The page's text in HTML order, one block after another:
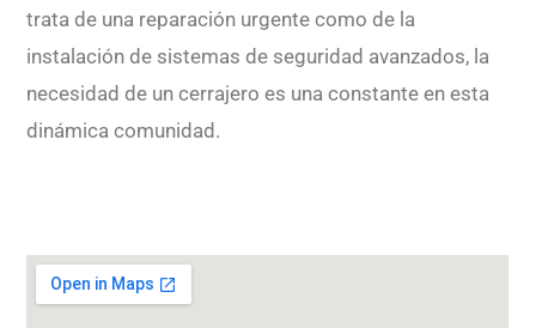
trata de una reparación urgente como de la
instalación de sistemas de seguridad avanzados, la
necesidad de un cerrajero es una constante en esta
dinámica comunidad.